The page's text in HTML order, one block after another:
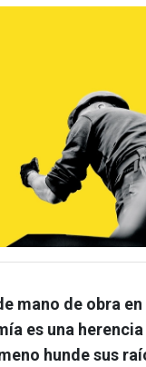
mano de obra
es una
hunde sus